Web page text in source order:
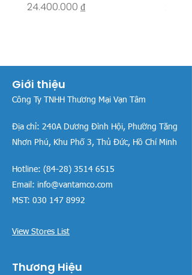
Giá
24.400.000 ₫
Giới thiệu
Công Ty TNHH Thương Mại Vạn Tâm
Địa chỉ: 240A Dương Đình Hội, Phường Tăng
Nhơn Phú, Khu Phố 3, Thủ Đức, Hồ Chí Minh
Hotline: (84-28) 3514 6515
Email: info@vantamco.com
MST: 030 147 8992
View Stores List
Thương Hiệu